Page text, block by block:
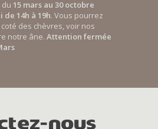
15 mars au 30 octobre
14h à 19h. Vous pourrez
des chèvres, voir nos
notre âne. Attention fermée
nous